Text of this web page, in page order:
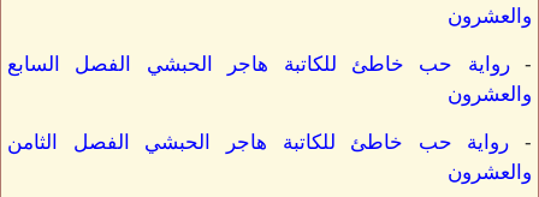
والعشرون
-رواية حب خاطئ للكاتبة هاجر الحبشي الفصل السابع
والعشرون
- رواية حب خاطئ للكاتبة هاجر الحبشي الفصل الثامن
والعشرون